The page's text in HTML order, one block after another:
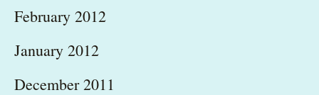
February 2012
January 2012
December 2011